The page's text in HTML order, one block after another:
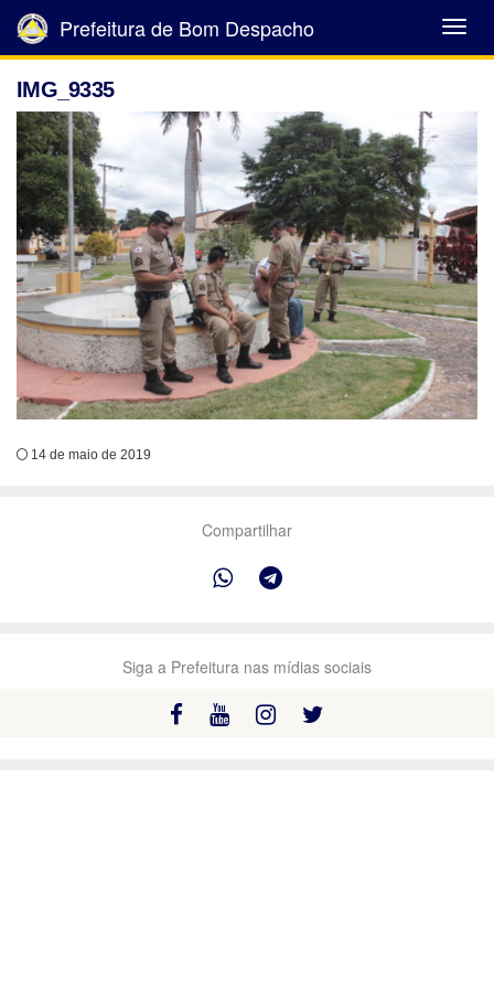
Abrir
Menu
Prefeitura de Bom Despacho
IMG_9335
14 de maio de 2019
Compartilhar
Siga a Prefeitura nas mídias sociais